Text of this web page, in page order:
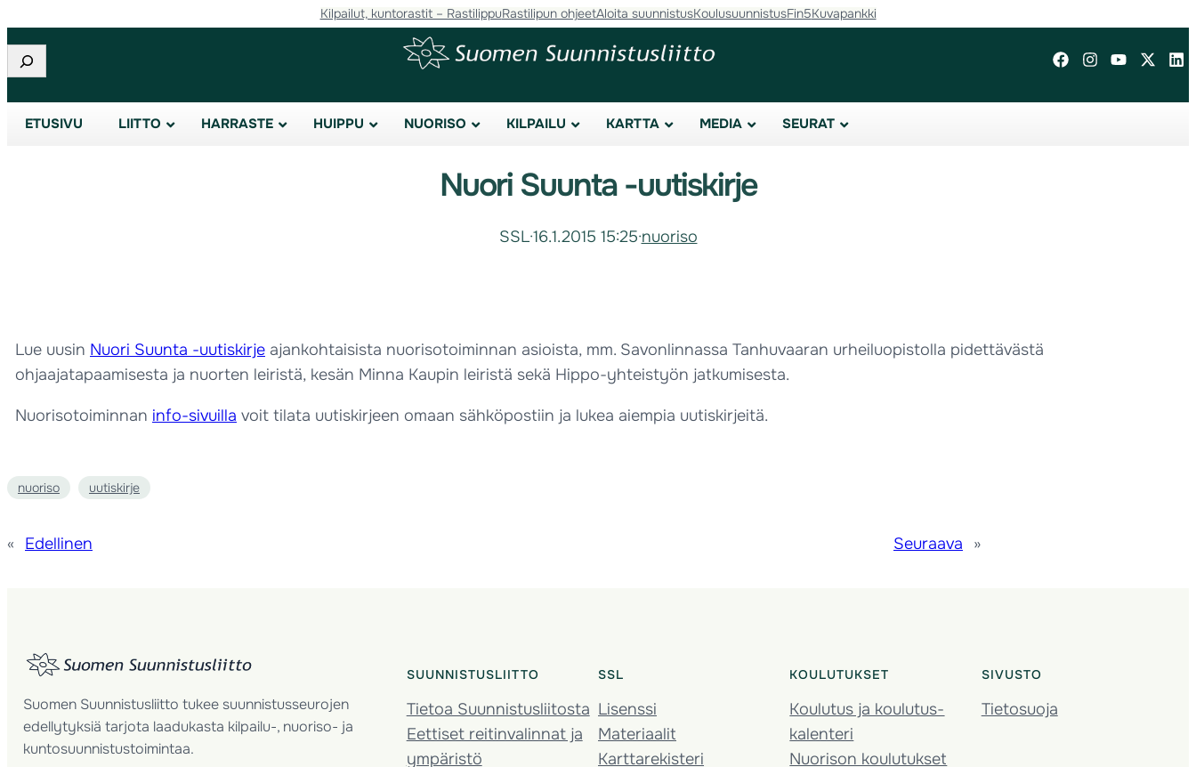
Kilpailut, kuntorastit – RastilippuRastilipun ohjeetAloita suunnistusKoulusuunnistusFin5Kuvapankki
Etsi
ETUSIVU LIITTO HARRASTE HUIPPU NUORISO KILPAILU KARTTA MEDIA SEURAT
Nuori Suunta -uutiskirje
SSL·16.1.2015 15:25·nuoriso
Lue uusin Nuori Suunta -uutiskirje ajankohtaisista nuorisotoiminnan asioista, mm. Savonlinnassa Tanhuvaaran urheiluopistolla pidettävästä
ohjaajatapaamisesta ja nuorten leiristä, kesän Minna Kaupin leiristä sekä Hippo-yhteistyön jatkumisesta.
Nuorisotoiminnan info-sivuilla voit tilata uutiskirjeen omaan sähköpostiin ja lukea aiempia uutiskirjeitä.
nuoriso uutiskirje
« Edellinen Seuraava »
Suomen Suunnistusliitto tukee suunnistusseurojen
edellytyksiä tarjota laadukasta kilpailu-, nuoriso- ja
kuntosuunnistustoimintaa.
SUUNNISTUSLIITTO
Tietoa Suunnistusliitosta
Eettiset reitinvalinnat ja
ympäristö
SSL
Lisenssi
Materiaalit
Karttarekisteri
KOULUTUKSET
Koulutus ja koulutus­
kalenteri
Nuorison koulutukset
SIVUSTO
Tietosuoja